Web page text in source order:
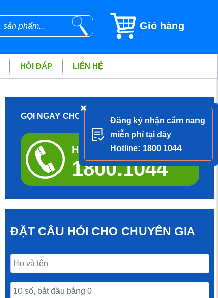
Giỏ hàng
HỎI ĐÁP LIÊN HỆ
GỌI NGAY CHO DƯỢC SĨ ĐỂ ĐƯỢC TƯ VẤN
Hotline tư vấn miễn phí
1800.1044
ĐẶT CÂU HỎI CHO CHUYÊN GIA
Đăng ký nhận cẩm nang
miễn phí tại đây
Hotline: 1800 1044